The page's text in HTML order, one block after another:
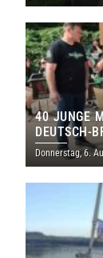
40 JUNGE
DEUTSCH-
THOLEY
Donnerstag, 6.